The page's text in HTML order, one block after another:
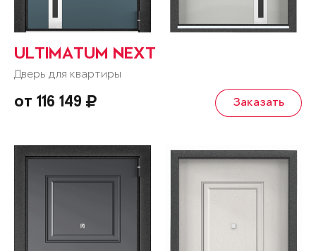
ULTIMATUM NEXT
Дверь для квартиры
от 116 149 Заказать